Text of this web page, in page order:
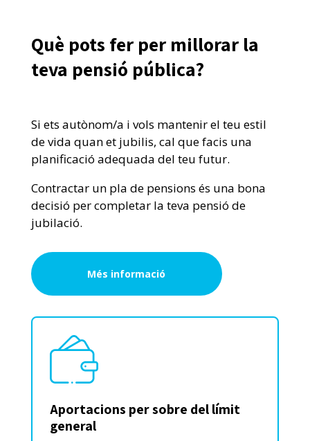
Què pots fer per millorar la
teva pensió pública?
Si ets autònom/a i vols mantenir el teu estil
de vida quan et jubilis, cal que facis una
planificació adequada del teu futur.
Contractar un pla de pensions és una bona
decisió per completar la teva pensió de
jubilació.
Més informació
Aportacions per sobre del límit
general